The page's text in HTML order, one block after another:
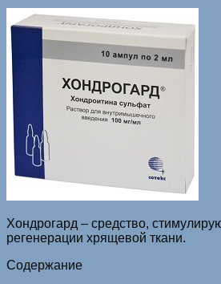
Хондрогард – средство,
регенерации хрящевой ткани.
Содержание